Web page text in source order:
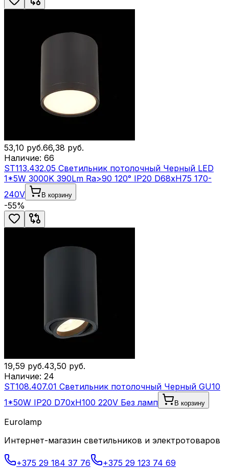
53,10 руб.66,38 руб.
Наличие: 66
ST113.432.05 Светильник потолочный Черный LED
1*5W 3000K 390Lm Ra>90 120° IP20 D68xH75 170-
240V
В корзину
-55%
19,59 руб.43,50 руб.
Наличие: 24
ST108.407.01 Светильник потолочный Черный GU10
1*50W IP20 D70xH100 220V Без ламп
В корзину
Eurolamp
Интернет-магазин светильников и электротоваров
+375 29 184 37 76
+375 29 123 74 69